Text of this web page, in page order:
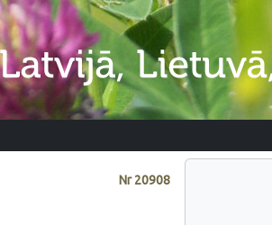
Nr20908